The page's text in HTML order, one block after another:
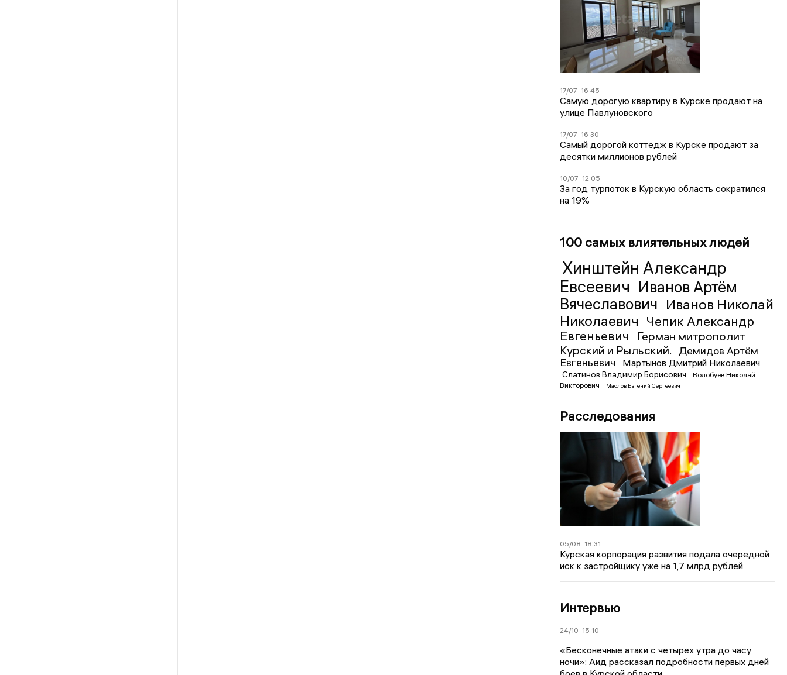
17/07 16:45
Самую дорогую квартиру в Курске продают на
улице Павлуновского
17/07 16:30
Самый дорогой коттедж в Курске продают за
десятки миллионов рублей
10/07 12:05
За год турпоток в Курскую область сократился
на 19%
100 самых влиятельных людей
Хинштейн Александр
Евсеевич Иванов Артём
Вячеславович Иванов Николай
Николаевич Чепик Александр
Евгеньевич
Герман митрополит
Курский и Рыльский.
Демидов Артём
Евгеньевич
Мартынов Дмитрий Николаевич
Слатинов Владимир Борисович
Волобуев Николай
Викторович
Маслов Евгений Сергеевич
Расследования
05/08 18:31
Курская корпорация развития подала очередной
иск к застройщику уже на 1,7 млрд рублей
Интервью
24/10 15:10
«Бесконечные атаки с четырех утра до часу
ночи»: Аид рассказал подробности первых дней